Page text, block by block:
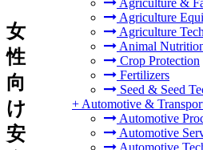
Agriculture &
Agriculture
Agriculture
Animal
Crop Protection
Fertilizers
Seed & Seed
+ Automotive &
Automotive
Automotive
Automotive
女
性
向
け
安